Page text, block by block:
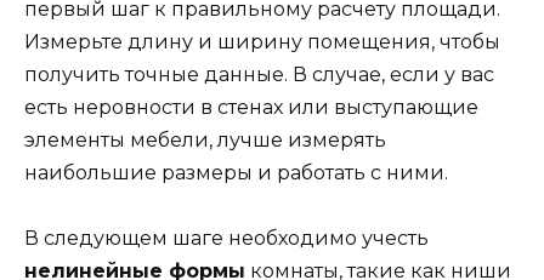
первый шаг к правильному расчету площади.
Измерьте длину и ширину помещения, чтобы
получить точные данные. В случае, если у вас
есть неровности в стенах или выступающие
элементы мебели, лучше измерять
наибольшие размеры и работать с ними.
В следующем шаге необходимо учесть
нелинейные формы комнаты, такие как ниши